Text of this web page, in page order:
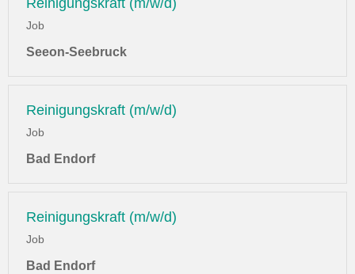
Reinigungskraft (m/w/d)
Job
Seeon-Seebruck
Reinigungskraft (m/w/d)
Job
Bad Endorf
Reinigungskraft (m/w/d)
Job
Bad Endorf